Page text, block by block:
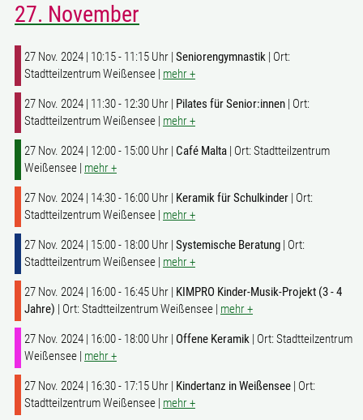
27. November
27 Nov. 2024 | 10:15 - 11:15 Uhr | Seniorengymnastik | Ort:
Stadtteilzentrum Weißensee | mehr +
27 Nov. 2024 | 11:30 - 12:30 Uhr | Pilates für Senior:innen | Ort:
Stadtteilzentrum Weißensee | mehr +
27 Nov. 2024 | 12:00 - 15:00 Uhr | Café Malta | Ort: Stadtteilzentrum
Weißensee | mehr +
27 Nov. 2024 | 14:30 - 16:00 Uhr | Keramik für Schulkinder | Ort:
Stadtteilzentrum Weißensee | mehr +
27 Nov. 2024 | 15:00 - 18:00 Uhr | Systemische Beratung | Ort:
Stadtteilzentrum Weißensee | mehr +
27 Nov. 2024 | 16:00 - 16:45 Uhr | KIMPRO Kinder-Musik-Projekt (3 - 4
Jahre) | Ort: Stadtteilzentrum Weißensee | mehr +
27 Nov. 2024 | 16:00 - 18:00 Uhr | Offene Keramik | Ort: Stadtteilzentrum
Weißensee | mehr +
27 Nov. 2024 | 16:30 - 17:15 Uhr | Kindertanz in Weißensee | Ort:
Stadtteilzentrum Weißensee | mehr +